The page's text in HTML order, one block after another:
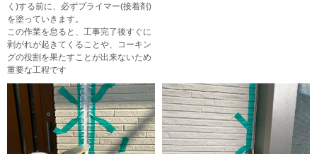
く)する前に、必ずプライマー(接着剤)
を塗っていきます。
この作業を怠ると、工事完了後すぐに
剥がれが起きてくることや、コーキン
グの役割を果たすことが出来ないため
重要な工程です